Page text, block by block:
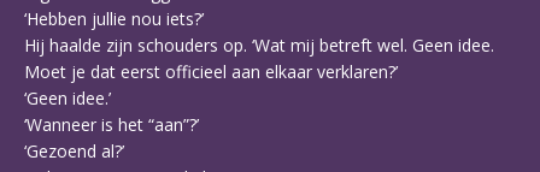
‘Hebben jullie nou iets?’
Hij haalde zijn schouders op. ‘Wat mij betreft wel. Geen idee.
Moet je dat eerst officieel aan elkaar verklaren?’
‘Geen idee.’
‘Wanneer is het “aan”?’
‘Gezoend al?’